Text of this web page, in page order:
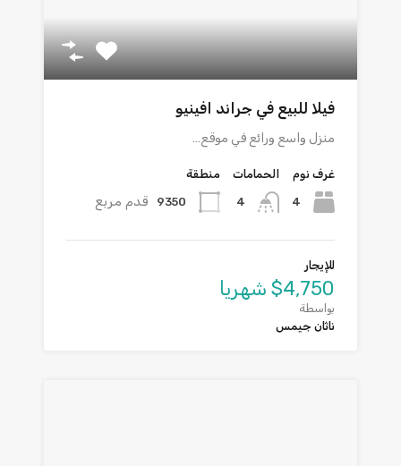
فيلا للبيع في جراند افينيو
منزل واسع ورائع في موقع…
غرف نوم
4
الحمامات
4
منطقة
9350 قدم مربع
للإيجار
$4,750 شهريا
بواسطة
ناثان جيمس